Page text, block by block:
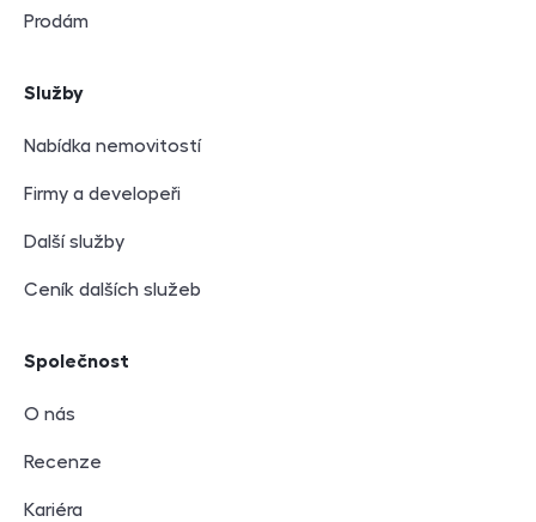
Prodám
Služby
Nabídka nemovitostí
Firmy a developeři
Další služby
Ceník dalších služeb
Společnost
O nás
Recenze
Kariéra